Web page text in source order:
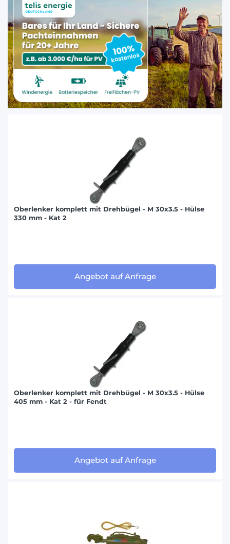
Oberlenker komplett mit Drehbügel - M 30x3.5 - Hülse
330 mm - Kat 2
Angebot auf Anfrage
Oberlenker komplett mit Drehbügel - M 30x3.5 - Hülse
405 mm - Kat 2 - für Fendt
Angebot auf Anfrage